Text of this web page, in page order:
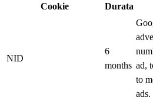
Cookie
Durata
NID
6
months ad,
to
ads.